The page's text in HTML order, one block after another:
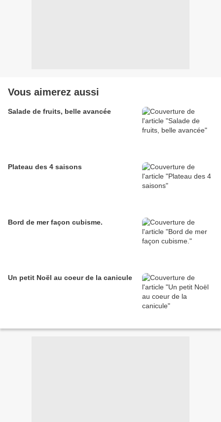
Vous aimerez aussi
Salade de fruits, belle avancée
Plateau des 4 saisons
Bord de mer façon cubisme.
Un petit Noël au coeur de la canicule